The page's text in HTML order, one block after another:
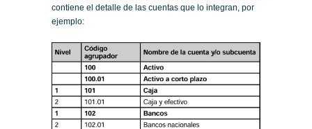
contiene el detalle de las cuentas que lo integran, por
ejemplo: